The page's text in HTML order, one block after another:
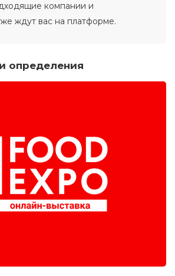
компании и
ждут вас на платформе.
определения